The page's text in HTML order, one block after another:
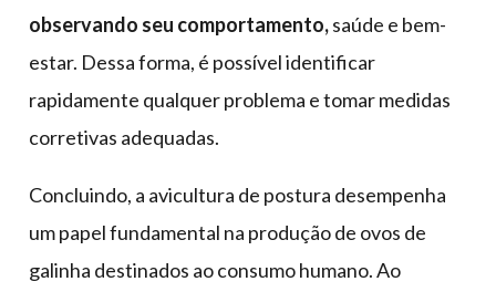
observando seu comportamento,saúde e bem-
estar. Dessa forma, é possível identificar
rapidamente qualquer problema e tomar medidas
corretivas adequadas.
Concluindo, a avicultura de postura desempenha
um papel fundamental na produção de ovos de
galinha destinados ao consumo humano. Ao